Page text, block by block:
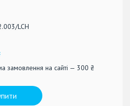
LCH
замовлення на сайті — 300 ₴